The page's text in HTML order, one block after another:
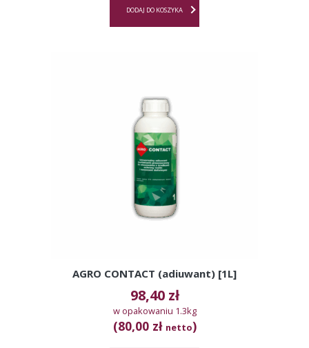
DODAJ DO KOSZYKA
AGRO CONTACT (adiuwant) [1L]
98,40 zł
w opakowaniu 1.3kg
(80,00 zł netto)